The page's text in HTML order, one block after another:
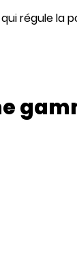
régule la